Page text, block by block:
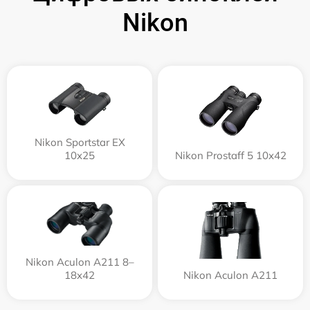
Nikon
Nikon Sportstar EX
10x25
Nikon Prostaff 5 10x42
Nikon Aculon A211 8–
18x42
Nikon Aculon A211